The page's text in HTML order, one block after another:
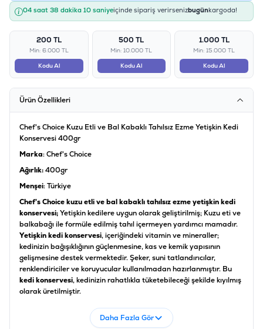
04 saat 38 dakika 09 saniyeiçinde sipariş verirsenizbugünkargoda!
200 TL
Min: 6.000 TL
Kodu Al
500 TL
Min: 10.000 TL
Kodu Al
1.000 TL
Min: 15.000 TL
Kodu Al
Ürün Özellikleri
Chef's Choice Kuzu Etli ve Bal Kabaklı Tahılsız Ezme Yetişkin Kedi
Konservesi 400gr
Marka: Chef's Choice
Ağırlık:400gr
Menşei: Türkiye
Chef's Choice kuzu etli ve bal kabaklı tahılsız ezme yetişkin kedi
konservesi;Yetişkin kedilere uygun olarak geliştirilmiş; Kuzu eti ve
balkabağı ile formüle edilmiş tahıl içermeyen yardımcı mamadır.
Yetişkin kedi konservesi, içeriğindeki vitamin ve mineraller;
kedinizin bağışıklığının güçlenmesine, kas ve kemik yapısının
gelişmesine destek vermektedir. Şeker, suni tatlandırıcılar,
renklendiriciler ve koruyucular kullanılmadan hazırlanmıştır. Bu
kedi konservesi, kedinizin rahatlıkla tüketebileceği şekilde kıyılmış
olarak üretilmiştir.
Taze Et ve Et Ürünleri %92 (En Az Kuzu Eti %10), Kabak %2, Havuç
Daha Fazla Gör